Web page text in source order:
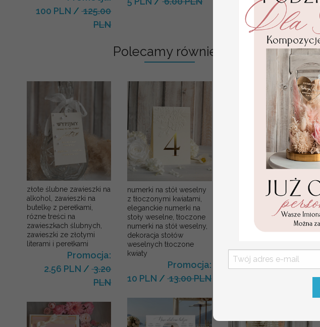
100 PLN /125.00
PLN
Polecamy również:
złote ślubne zawieszki na
alkohol, zawieszki na
butelkę z perełkami,
rózne treści na
zawieszkach ślubnych,
zawieszki ze złotymi
literami i perełkami
Promocja:
2.56 PLN /3.20
PLN
numerki na stół weselny
z tłoczonymi kwiatami,
eleganckie numerki na
stoły weselne, tłoczone
numerki na stół weselny,
dekoracja stołów
weselnych tłoczone
kwiaty
Promocja:
10 PLN /13.00 PLN
Statuetka pamiątka
Pierwszej Komunii w
personalizowana
Pamiątka Komunijna
opakowanie na pieniądze
85.00 PLN/105.00
PLN